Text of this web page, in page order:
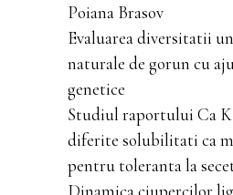
Poiana Brasov
Evaluarea diversitatii
naturale de gorun cu
genetice
Studiul raportului Ca
diferite solubilitati ca
pentru toleranta la
Dinamica ciupercilor